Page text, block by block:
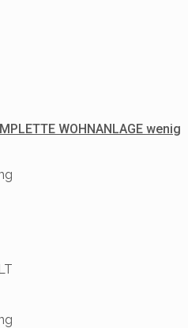
WOHNANLAGE wenig